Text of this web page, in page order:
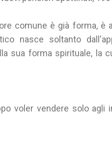
comune è già forma, è
nasce soltanto
sua forma spirituale, la
voler vendere solo